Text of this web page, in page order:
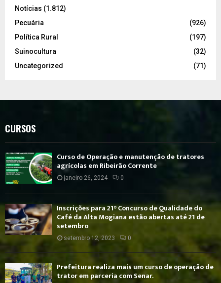
Notícias (1.812)
Pecuária
(926)
Política Rural
(197)
Suinocultura
(32)
Uncategorized
(71)
CURSOS
Curso de Operação e manutenção de tratores
agrícolas em Ribeirão Corrente
janeiro 26, 2024 0
Inscrições para 21° Concurso de Qualidade do
Café da Alta Mogiana estão abertas até 21 de
setembro
setembro 12, 2023 0
Prefeitura realiza mais um curso de operação de
trator em parceria com Senar.